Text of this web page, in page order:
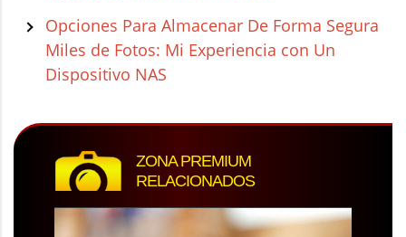
Opciones Para Almacenar De Forma Segura
Miles de Fotos: Mi Experiencia con Un
Dispositivo NAS
ZONA PREMIUM
RELACIONADOS